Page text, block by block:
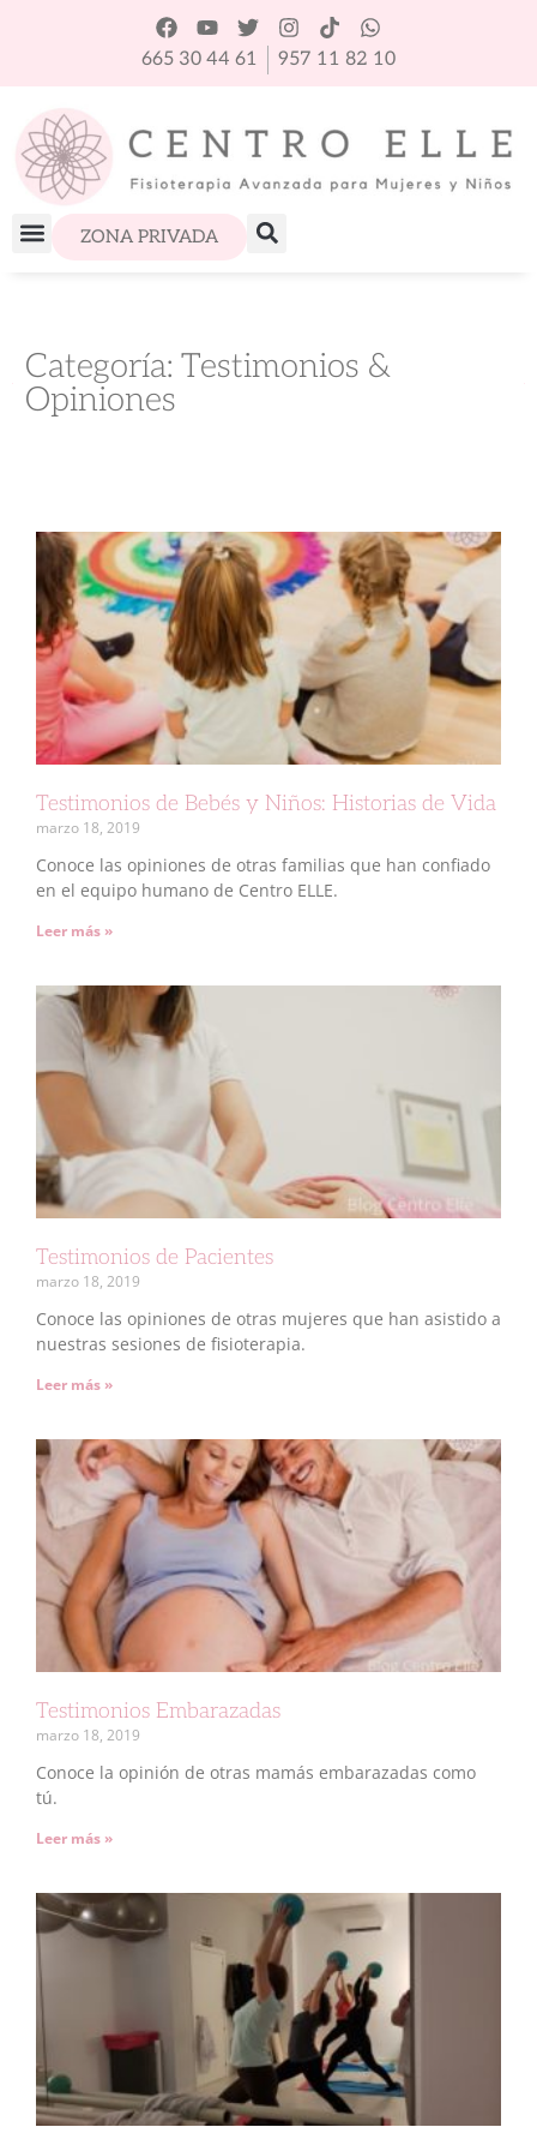
665 30 44 61 957 11 82 10
ZONA PRIVADA
Categoría: Testimonios &
Opiniones
Testimonios de Bebés y Niños: Historias de Vida
marzo 18, 2019
Conoce las opiniones de otras familias que han confiado
en el equipo humano de Centro ELLE.
Leer más »
Testimonios de Pacientes
marzo 18, 2019
Conoce las opiniones de otras mujeres que han asistido a
nuestras sesiones de fisioterapia.
Leer más »
Testimonios Embarazadas
marzo 18, 2019
Conoce la opinión de otras mamás embarazadas como
tú.
Leer más »